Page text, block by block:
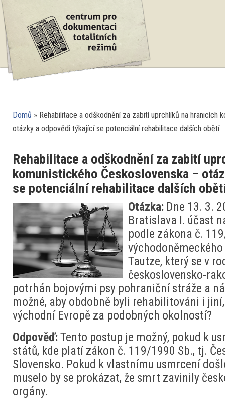
Domů » Rehabilitace a odškodnění za zabití uprchlíků na hranicích
otázky a odpovědi týkající se potenciální rehabilitace dalších obětí
Rehabilitace a odškodnění za zabití
komunistického Československa –
se potenciální rehabilitace dalších
Otázka: Dne 13. 3.
Bratislava I. účast
podle zákona č.
Tautze, který se v
československo-
potrhán bojovými psy pohraniční stráže a
možné, aby obdobně byli rehabilitováni i
východní Evropě za podobných okolností?
Odpověď:Tento postup je možný, pokud k
států, kde platí zákon č. 119/1990 Sb., tj.
Slovensko. Pokud k vlastnímu usmrcení
muselo by se prokázat, že smrt zavinily
orgány.